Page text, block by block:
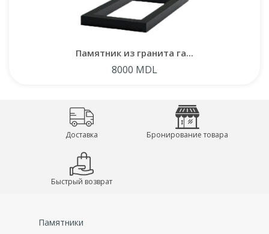
Памятник из гранита га...
8000 MDL
Доставка Бронирование товара
Быстрый возврат
Памятники